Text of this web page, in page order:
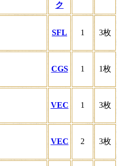
ク
SFL 1 3枚
CGS 1 1枚
VEC 1 3枚
VEC 2 3枚